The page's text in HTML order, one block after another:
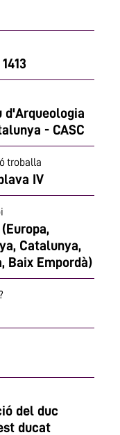
d'Arqueologia
- CASC
troballa
IV
Catalunya,
Baix Empordà)
del duc
ducat